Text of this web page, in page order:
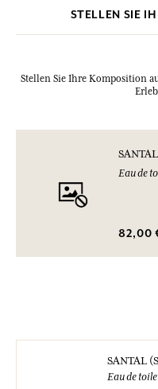
STELLEN SIE
Stellen Sie Ihre Komposition
Eau de
82,00
SANTAL
Eau de